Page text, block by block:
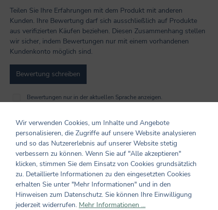
Teilen Sie Ihre Erfahrungen mit dem Produkt mit anderen
Kunden. Ihre Bewertung darf sich ausschließlich auf Produkte
aus verifizierten Käufen beziehen. Diesen Zusammenhang stellen
wir sicher, indem Bewertungen nur mit einem vorhandenen
Kundenkonto möglich sind.
Bewertung schreiben
Bewertungen nur in der aktuellen Sprache anzeigen.
Keine Bewertungen gefunden. Teilen Sie Ihre
Erfahrungen mit anderen.
Produktgalerie überspringen
Auch beliebt
Wir verwenden Cookies, um Inhalte und Angebote
personalisieren, die Zugriffe auf unsere Website analysieren
und so das Nutzererlebnis auf unserer Website stetig
verbessern zu können. Wenn Sie auf "Alle akzeptieren"
klicken, stimmen Sie dem Einsatz von Cookies grundsätzlich
zu. Detaillierte Informationen zu den eingesetzten Cookies
erhalten Sie unter "Mehr Informationen" und in den
Hinweisen zum Datenschutz. Sie können Ihre Einwilligung
jederzeit widerrufen. Mehr Informationen ...